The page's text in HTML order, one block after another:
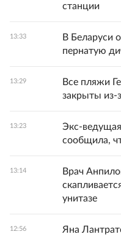
станции
13:33
В Беларуси
пернатую
13:29
Все пляжи
закрыты
13:23
Экс-
сообщила,
13:14
Врач
унитазе
12:56
Яна